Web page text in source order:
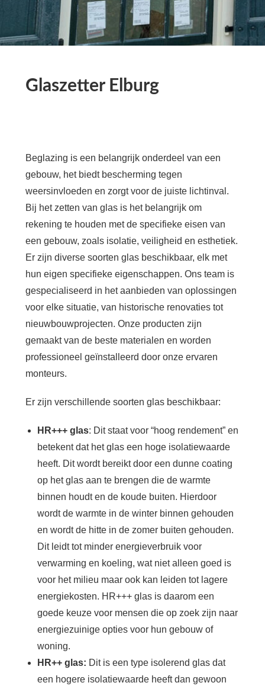
Glaszetter Elburg
Beglazing is een belangrijk onderdeel van een
gebouw, het biedt bescherming tegen
weersinvloeden en zorgt voor de juiste lichtinval.
Bij het zetten van glas is het belangrijk om
rekening te houden met de specifieke eisen van
een gebouw, zoals isolatie, veiligheid en esthetiek.
Er zijn diverse soorten glas beschikbaar, elk met
hun eigen specifieke eigenschappen. Ons team is
gespecialiseerd in het aanbieden van oplossingen
voor elke situatie, van historische renovaties tot
nieuwbouwprojecten. Onze producten zijn
gemaakt van de beste materialen en worden
professioneel geïnstalleerd door onze ervaren
monteurs.
Er zijn verschillende soorten glas beschikbaar:
HR+++ glas: Dit staat voor “hoog rendement” en
betekent dat het glas een hoge isolatiewaarde
heeft. Dit wordt bereikt door een dunne coating
op het glas aan te brengen die de warmte
binnen houdt en de koude buiten. Hierdoor
wordt de warmte in de winter binnen gehouden
en wordt de hitte in de zomer buiten gehouden.
Dit leidt tot minder energieverbruik voor
verwarming en koeling, wat niet alleen goed is
voor het milieu maar ook kan leiden tot lagere
energiekosten. HR+++ glas is daarom een
goede keuze voor mensen die op zoek zijn naar
energiezuinige opties voor hun gebouw of
woning.
HR++ glas: Dit is een type isolerend glas dat
een hogere isolatiewaarde heeft dan gewoon